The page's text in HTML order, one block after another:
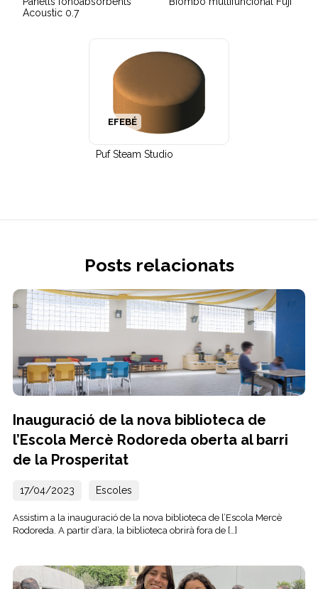
Acoustic 0.7
Puf Steam Studio
EFEBÉ
Posts relacionats
Inauguració de la nova biblioteca de
l’Escola Mercè Rodoreda oberta al barri
de la Prosperitat
17/04/2023 Escoles
Assistim a la inauguració de la nova biblioteca de l’Escola Mercè
Rodoreda. A partir d’ara, la biblioteca obrirà fora de […]